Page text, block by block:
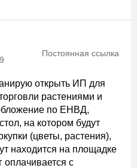
Постоянная ссылка
открыть ИП для
растениями и
по ЕНВД,
на котором будут
(цветы, растения),
находится на площадке
оплачивается с